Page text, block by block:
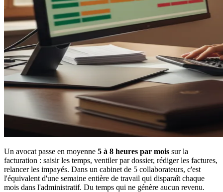
Un avocat passe en moyenne 5 à 8 heures par mois sur la
facturation : saisir les temps, ventiler par dossier, rédiger les factures,
relancer les impayés. Dans un cabinet de 5 collaborateurs, c'est
l'équivalent d'une semaine entière de travail qui disparaît chaque
mois dans l'administratif. Du temps qui ne génère aucun revenu.